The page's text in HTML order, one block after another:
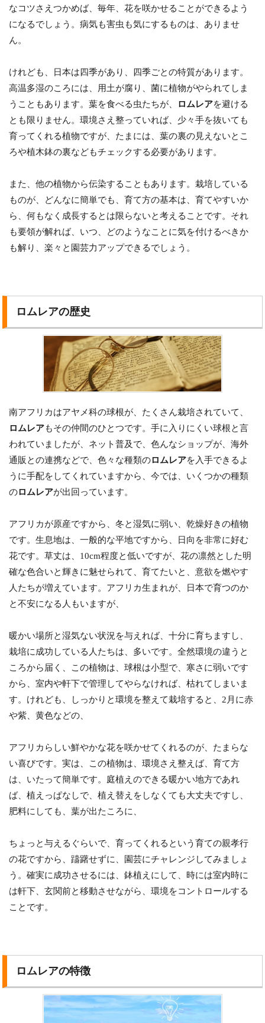
なコツさえつかめば、毎年、花を咲かせることができるよう
になるでしょう。病気も害虫も気にするものは、ありませ
ん。
けれども、日本は四季があり、四季ごとの特質があります。
高温多湿のころには、用土が腐り、菌に植物がやられてしま
うこともあります。葉を食べる虫たちが、 ロムレアを避ける
とも限りません。環境さえ整っていれば、少々手を抜いても
育ってくれる植物ですが、たまには、葉の裏の見えないとこ
ろや植木鉢の裏などもチェックする必要があります。
また、他の植物から伝染することもあります。栽培している
ものが、どんなに簡単でも、育て方の基本は、育てやすいか
ら、何もなく成長するとは限らないと考えることです。それ
も要領が解れば、いつ、どのようなことに気を付けるべきか
も解り、楽々と園芸力アップできるでしょう。
ロムレアの歴史
南アフリカはアヤメ科の球根が、たくさん栽培されていて、
ロムレアもその仲間のひとつです。手に入りにくい球根と言
われていましたが、ネット普及で、色んなショップが、海外
通販との連携などで、色々な種類のロムレアを入手できるよ
うに手配をしてくれていますから、今では、いくつかの種類
のロムレアが出回っています。
アフリカが原産ですから、冬と湿気に弱い、乾燥好きの植物
です。生息地は、一般的な平地ですから、日向を非常に好む
花です。草丈は、10cm程度と低いですが、花の凛然とした明
確な色合いと輝きに魅せられて、育てたいと、意欲を燃やす
人たちが増えています。アフリカ生まれが、日本で育つのか
と不安になる人もいますが、
暖かい場所と湿気ない状況を与えれば、十分に育ちますし、
栽培に成功している人たちは、多いです。全然環境の違うと
ころから届く、この植物は、球根は小型で、寒さに弱いです
から、室内や軒下で管理してやらなければ、枯れてしまいま
す。けれども、しっかりと環境を整えて栽培すると、2月に赤
や紫、黄色などの、
アフリカらしい鮮やかな花を咲かせてくれるのが、たまらな
い喜びです。実は、この植物は、環境さえ整えば、育て方
は、いたって簡単です。庭植えのできる暖かい地方であれ
ば、植えっぱなしで、植え替えをしなくても大丈夫ですし、
肥料にしても、葉が出たころに、
ちょっと与えるぐらいで、育ってくれるという育ての親孝行
の花ですから、躊躇せずに、園芸にチャレンジしてみましょ
う。確実に成功させるには、鉢植えにして、時には室内時に
は軒下、玄関前と移動させながら、環境をコントロールする
ことです。
ロムレアの特徴